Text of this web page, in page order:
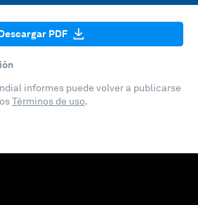
PDF
informes puede volver a publicarse
Términos de uso.